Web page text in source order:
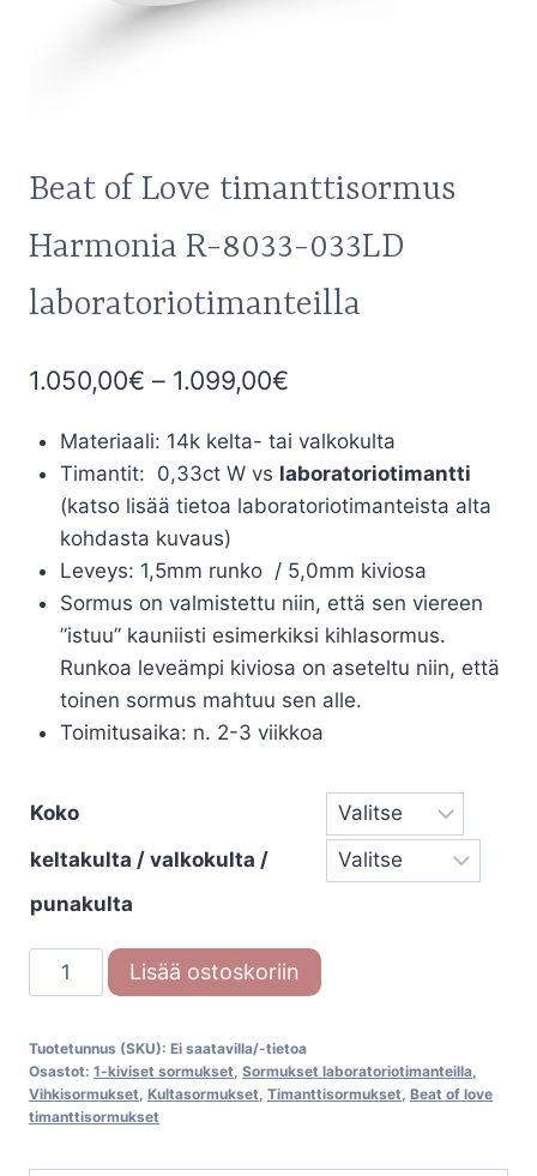
Beat of Love timanttisormus
Harmonia R-8033-033LD
laboratoriotimanteilla
1.050,00€ – 1.099,00€
-
1.099,00€
Materiaali: 14k kelta- tai valkokulta
Timantit: 0,33ct W vs laboratoriotimantti
(katso lisää tietoa laboratoriotimanteista alta
kohdasta kuvaus)
Leveys: 1,5mm runko / 5,0mm kiviosa
Sormus on valmistettu niin, että sen viereen
”istuu” kauniisti esimerkiksi kihlasormus.
Runkoa leveämpi kiviosa on aseteltu niin, että
toinen sormus mahtuu sen alle.
Toimitusaika: n. 2-3 viikkoa
Koko
keltakulta / valkokulta /
punakulta
Beat
of
timanttisormus
Harmonia
R-
Lisää ostoskoriin
Tuotetunnus (SKU): Ei saatavilla/-tietoa
Osastot: 1-kiviset sormukset, Sormukset laboratoriotimanteilla,
Vihkisormukset, Kultasormukset, Timanttisormukset, Beat of love
timanttisormukset